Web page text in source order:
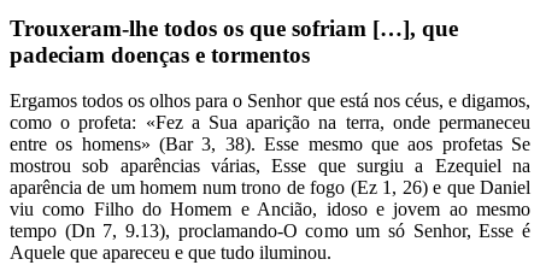
Trouxeram-lhe todos os que sofriam […], que
padeciam doenças e tormentos
Ergamos todos os olhos para o Senhor que está nos céus, e digamos,
como o profeta: «Fez a Sua aparição na terra, onde permaneceu
entre os homens» (Bar 3, 38). Esse mesmo que aos profetas Se
mostrou sob aparências várias, Esse que surgiu a Ezequiel na
aparência de um homem num trono de fogo (Ez 1, 26) e que Daniel
viu como Filho do Homem e Ancião, idoso e jovem ao mesmo
tempo (Dn 7, 9.13), proclamando-O como um só Senhor, Esse é
Aquele que apareceu e que tudo iluminou.